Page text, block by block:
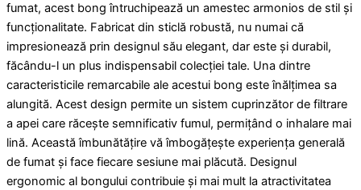
fumat, acest bong întruchipează un amestec armonios de stil și
funcționalitate. Fabricat din sticlă robustă, nu numai că
impresionează prin designul său elegant, dar este și durabil,
făcându-l un plus indispensabil colecției tale. Una dintre
caracteristicile remarcabile ale acestui bong este înălțimea sa
alungită. Acest design permite un sistem cuprinzător de filtrare
a apei care răcește semnificativ fumul, permițând o inhalare mai
lină. Această îmbunătățire vă îmbogățește experiența generală
de fumat și face fiecare sesiune mai plăcută. Designul
ergonomic al bongului contribuie și mai mult la atractivitatea